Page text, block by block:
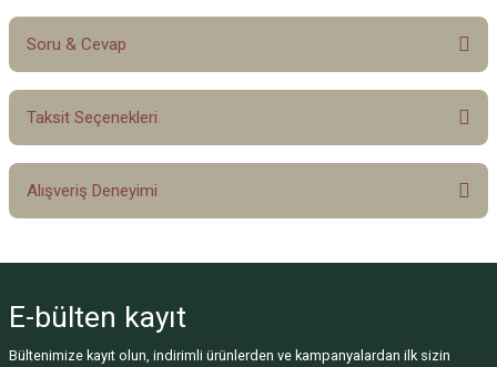
Bu ürüne ilk yorumu siz yapın!
Soru & Cevap
Ürün hakkında henüz soru sorulmamış.
Taksit Seçenekleri
Alışveriş Deneyimi
Deneyimini Paylaş
E-bülten kayıt
Bültenimize kayıt olun, indirimli ürünlerden ve kampanyalardan ilk sizin